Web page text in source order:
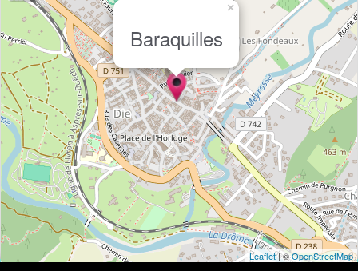
Baraquilles
×
Leaflet| ©OpenStreetMap